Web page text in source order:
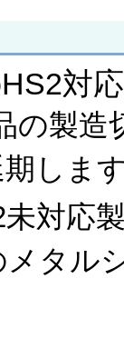
対
の製
しま
対応
メタル